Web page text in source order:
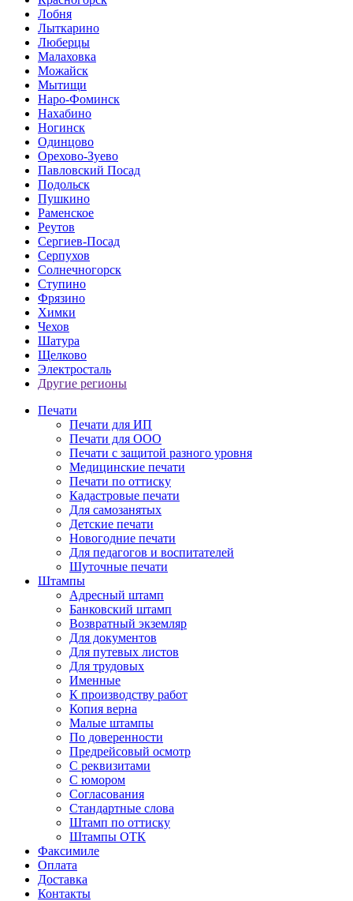
Лобня
Лыткарино
Люберцы
Малаховка
Можайск
Мытищи
Наро-Фоминск
Нахабино
Ногинск
Одинцово
Орехово-Зуево
Павловский Посад
Подольск
Пушкино
Раменское
Реутов
Сергиев-Посад
Серпухов
Солнечногорск
Ступино
Фрязино
Химки
Чехов
Шатура
Щелково
Электросталь
Другие регионы
Печати
Печати для ИП
Печати для ООО
Печати с защитой разного уровня
Медицинские печати
Печати по оттиску
Кадастровые печати
Для самозанятых
Детские печати
Новогодние печати
Для педагогов и воспитателей
Шуточные печати
Штампы
Адресный штамп
Банковский штамп
Возвратный экземляр
Для документов
Для путевых листов
Для трудовых
Именные
К производству работ
Копия верна
Малые штампы
По доверенности
Предрейсовый осмотр
С реквизитами
С юмором
Согласования
Стандартные слова
Штамп по оттиску
Штампы ОТК
Факсимиле
Оплата
Доставка
Контакты